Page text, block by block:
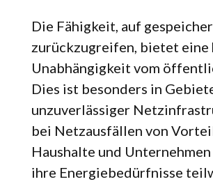
Die Fähigkeit, auf
zurückzugreifen, bietet eine
Unabhängigkeit vom
Dies ist besonders in
unzuverlässiger
bei Netzausfällen von
Haushalte und
ihre Energiebedürfnisse